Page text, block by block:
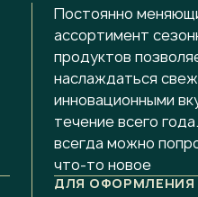
Постоянно
ассортимент
продуктов
наслаждаться
инновационными
течение всего
всегда можно
что-то новое
ДЛЯ ОФОРМЛЕНИЯ